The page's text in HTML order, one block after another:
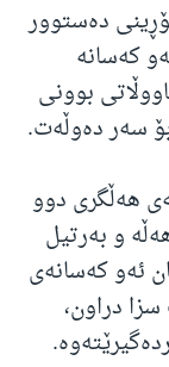
دەستوور
کەسانە
بوونی
سەر دەوڵەت.
هەڵگری دوو
و بەرتیل
ئەو کەسانەی
دراون،